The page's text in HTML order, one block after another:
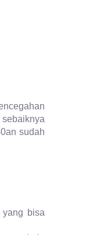
sudah
bisa